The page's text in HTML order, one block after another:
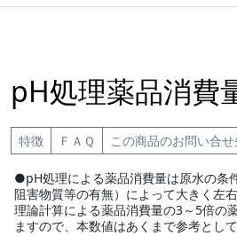
pH処理薬品消費
特徴 ＦＡＱ この商品のお問い合
●pH処理による薬品消費量は原水の条
阻害物質等の有無）によって大きく左
理論計算による薬品消費量の3～5倍の
ますので、本数値はあくまで参考とし